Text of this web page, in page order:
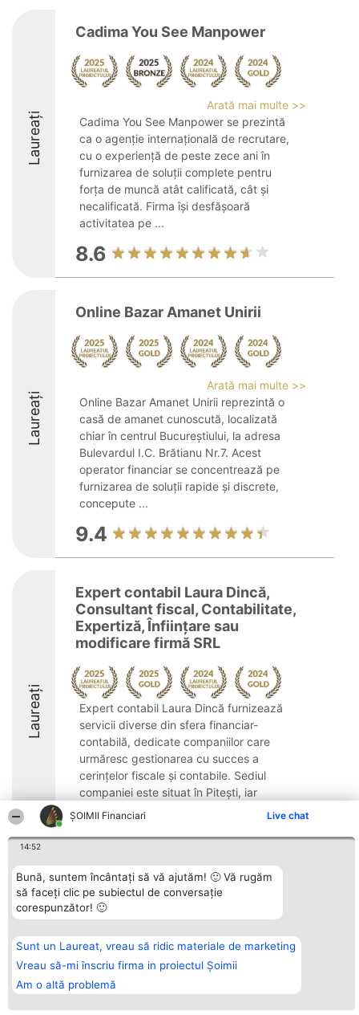
ȘOIMII Financiari Live chat
14:52
Bună, suntem încântați să vă ajutăm! 🙂 Vă rugăm
să faceți clic pe subiectul de conversație
corespunzător! 🙂
Sunt un Laureat, vreau să ridic materiale de marketing
Vreau să-mi înscriu firma in proiectul Șoimii
Am o altă problemă
Laureați
Cadima You See Manpower
Arată mai multe >>
Cadima You See Manpower se prezintă
ca o agenție internațională de recrutare,
cu o experiență de peste zece ani în
furnizarea de soluții complete pentru
forța de muncă atât calificată, cât și
necalificată. Firma își desfășoară
activitatea pe ...
8.6
Laureați
Online Bazar Amanet Unirii
Arată mai multe >>
Online Bazar Amanet Unirii reprezintă o
casă de amanet cunoscută, localizată
chiar în centrul Bucureștiului, la adresa
Bulevardul I.C. Brătianu Nr.7. Acest
operator financiar se concentrează pe
furnizarea de soluții rapide și discrete,
concepute ...
9.4
Laureați
Expert contabil Laura Dincă,
Consultant fiscal, Contabilitate,
Expertiză, Înființare sau
modificare firmă SRL
Expert contabil Laura Dincă furnizează
servicii diverse din sfera financiar-
contabilă, dedicate companiilor care
urmăresc gestionarea cu succes a
cerințelor fiscale și contabile. Sediul
companiei este situat în Pitești, iar
recunoașterea sa ...
9.3
Organizator Ranking
BRIGHT SOLUTIONS BR SRL
Aleea Timisul De Sus 2 Bl. A30
București
tel: +40 770 990 492
Plebiscyt
Lista Tuturor
Reguli
Politica de